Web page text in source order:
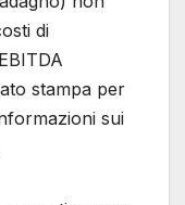
di
stampa per
sui